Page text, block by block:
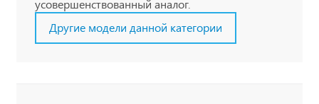
усовершенствованный аналог.
Другие модели данной категории